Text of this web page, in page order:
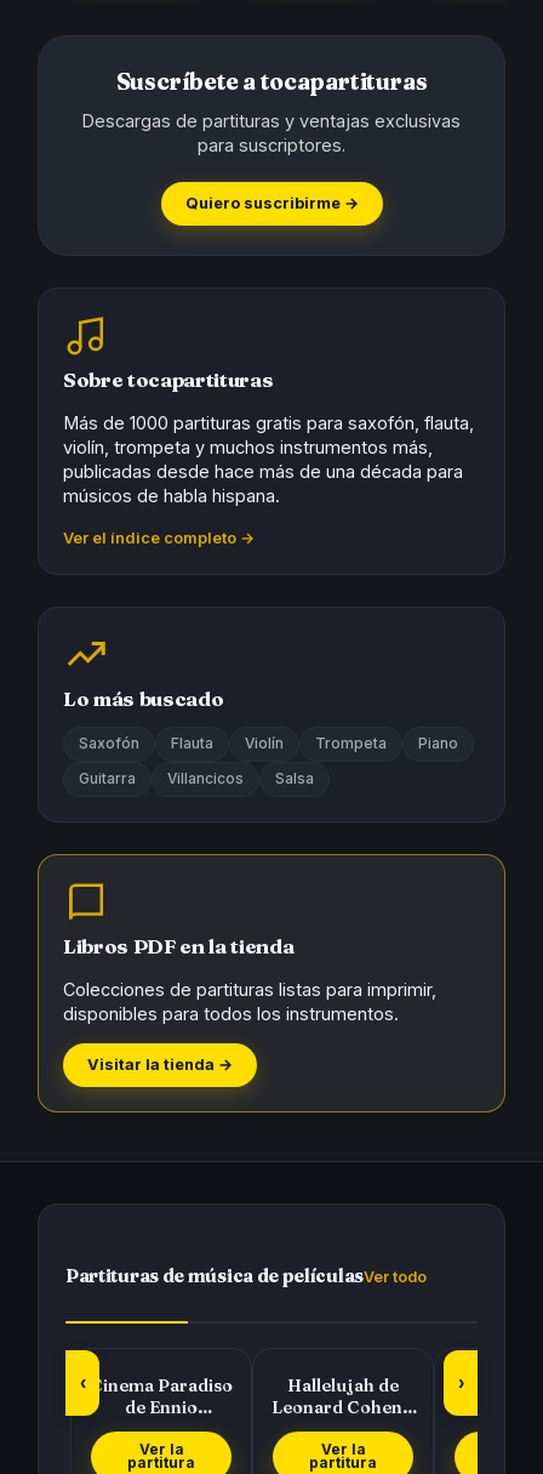
Suscríbete a tocapartituras
Descargas de partituras y ventajas exclusivas
para suscriptores.
Quiero suscribirme →
Sobre tocapartituras
Más de 1000 partituras gratis para saxofón, flauta,
violín, trompeta y muchos instrumentos más,
publicadas desde hace más de una década para
músicos de habla hispana.
Ver el índice completo →
Lo más buscado
Saxofón Flauta Violín Trompeta Piano
Guitarra Villancicos Salsa
Libros PDF en la tienda
Colecciones de partituras listas para imprimir,
disponibles para todos los instrumentos.
Visitar la tienda →
Partituras de música de películasVer todo
‹
Cinema Paradiso
de Ennio
Morricone
Ver la
partitura
Hallelujah de
Leonard Cohen y
Rufus Wainwright
Ver la
partitura
Piratas
›